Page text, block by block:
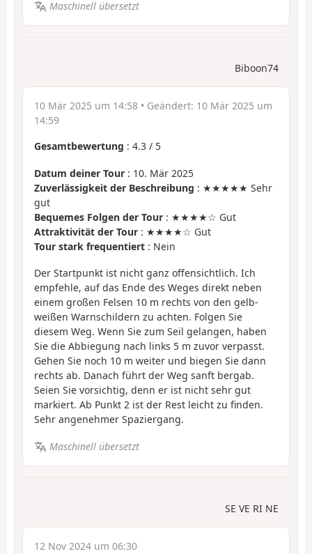
Maschinell übersetzt
Biboon74
10 Mär 2025 um 14:58 • Geändert: 10 Mär 2025 um
14:59
Gesamtbewertung : 4.3 / 5
Datum deiner Tour : 10. Mär 2025
Zuverlässigkeit der Beschreibung : ★★★★★ Sehr
gut
Bequemes Folgen der Tour : ★★★★☆ Gut
Attraktivität der Tour : ★★★★☆ Gut
Tour stark frequentiert : Nein
Der Startpunkt ist nicht ganz offensichtlich. Ich
empfehle, auf das Ende des Weges direkt neben
einem großen Felsen 10 m rechts von den gelb-
weißen Warnschildern zu achten. Folgen Sie
diesem Weg. Wenn Sie zum Seil gelangen, haben
Sie die Abbiegung nach links 5 m zuvor verpasst.
Gehen Sie noch 10 m weiter und biegen Sie dann
rechts ab. Danach führt der Weg sanft bergab.
Seien Sie vorsichtig, denn er ist nicht sehr gut
markiert. Ab Punkt 2 ist der Rest leicht zu finden.
Sehr angenehmer Spaziergang.
Maschinell übersetzt
SE VE RI NE
12 Nov 2024 um 06:30